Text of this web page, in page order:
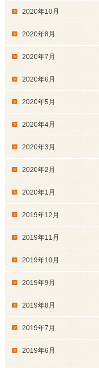
2020年10月
2020年8月
2020年7月
2020年6月
2020年5月
2020年4月
2020年3月
2020年2月
2020年1月
2019年12月
2019年11月
2019年10月
2019年9月
2019年8月
2019年7月
2019年6月